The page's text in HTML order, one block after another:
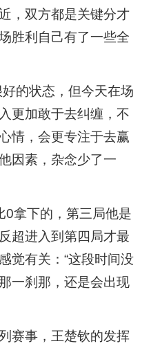
，双方都是关键分才
胜利自己有了一些全
的状态，但今天在场
更加敢于去纠缠，不
情，会更专注于去赢
因素，杂念少了一
0拿下的，第三局他是
超进入到第四局才最
觉有关：“这段时间没
一刹那，还是会出现
赛事，王楚钦的发挥